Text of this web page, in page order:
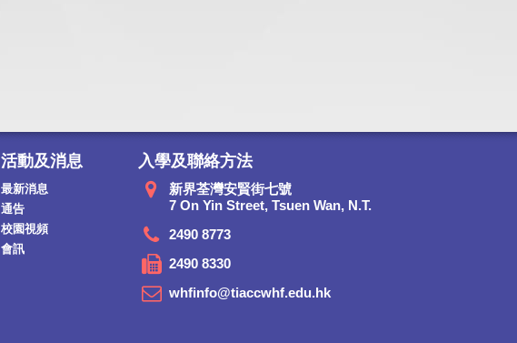
活動及消息
最新消息
通告
校園視頻
會訊
入學及聯絡方法
新界荃灣安賢街七號
7 On Yin Street, Tsuen Wan, N.T.
2490 8773
2490 8330
whfinfo@tiaccwhf.edu.hk